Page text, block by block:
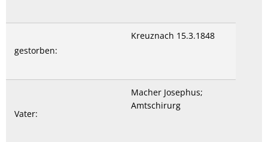
gestorben:
Kreuznach 15.3.1848
Vater:
Macher Josephus;
Amtschirurg